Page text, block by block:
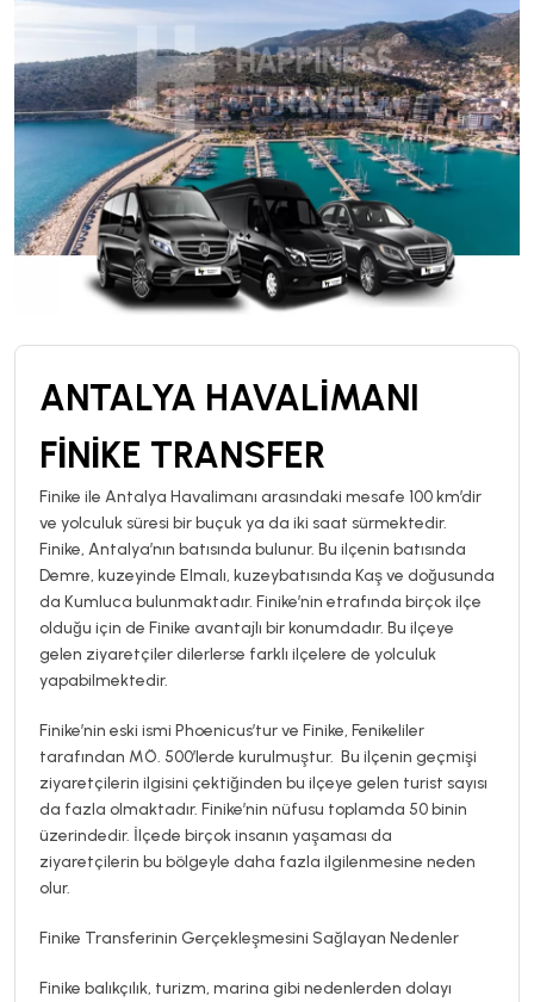
ANTALYA HAVALİMANI
FİNİKE TRANSFER
Finike ile Antalya Havalimanı arasındaki mesafe 100 km’dir
ve yolculuk süresi bir buçuk ya da iki saat sürmektedir.
Finike, Antalya’nın batısında bulunur. Bu ilçenin batısında
Demre, kuzeyinde Elmalı, kuzeybatısında Kaş ve doğusunda
da Kumluca bulunmaktadır. Finike’nin etrafında birçok ilçe
olduğu için de Finike avantajlı bir konumdadır. Bu ilçeye
gelen ziyaretçiler dilerlerse farklı ilçelere de yolculuk
yapabilmektedir.
Finike’nin eski ismi Phoenicus’tur ve Finike, Fenikeliler
tarafından MÖ. 500’lerde kurulmuştur. Bu ilçenin geçmişi
ziyaretçilerin ilgisini çektiğinden bu ilçeye gelen turist sayısı
da fazla olmaktadır. Finike’nin nüfusu toplamda 50 binin
üzerindedir. İlçede birçok insanın yaşaması da
ziyaretçilerin bu bölgeyle daha fazla ilgilenmesine neden
olur.
Finike Transferinin Gerçekleşmesini Sağlayan Nedenler
Finike balıkçılık, turizm, marina gibi nedenlerden dolayı